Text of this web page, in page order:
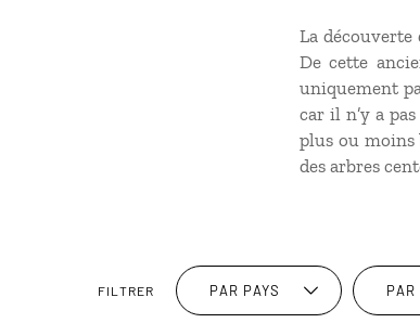
La découverte
De cette
uniquement
car il n’y a
plus ou moins
des arbres
FILTRER PAR PAYS PAR